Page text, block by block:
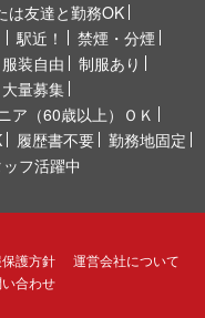
は友達と勤務OK
駅近！
禁煙・分煙
服装自由
制服あり
大量募集
ア（60歳以上）ＯＫ
履歴書不要
勤務地固定
フ活躍中
護方針
運営会社について
合わせ